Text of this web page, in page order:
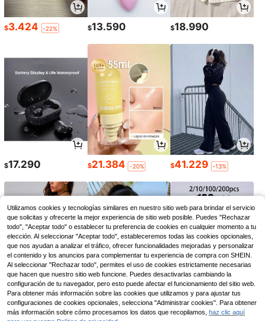
$3.424 -22% $13.590 $18.990
$17.290 $21.384 -20% $41.229 -13%
$73.622 -4% $11.912 -20% $2.908 -19%
Utilizamos cookies y tecnologías similares en nuestro sitio web para brindar el servicio
que solicitas y ofrecerte la mejor experiencia de sitio web posible. Puedes "Rechazar
todo", "Aceptar todo" o establecer tu preferencia de cookies en cualquier momento a tu
elección. Al seleccionar "Aceptar todo", estableceremos todas las cookies opcionales,
que nos ayudan a analizar el tráfico, ofrecer funcionalidades mejoradas y personalizar
el contenido y los anuncios para complementar tu experiencia de compra con SHEIN.
Al seleccionar "Rechazar todo", permites el uso de cookies estrictamente necesarias
que hacen que nuestro sitio web funcione. Puedes desactivarlas cambiando la
configuración de tu navegador, pero esto puede afectar el funcionamiento del sitio web.
Para obtener más información sobre las cookies que utilizamos y para ajustar tus
configuraciones de cookies opcionales, selecciona "Administrar cookies". Para obtener
más información sobre cómo procesamos los datos que recopilamos, haz clic aquí